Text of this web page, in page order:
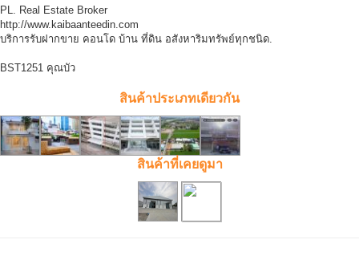
PL. Real Estate Broker
http://www.kaibaanteedin.com
บริการรับฝากขาย คอนโด บ้าน ที่ดิน อสังหาริมทรัพย์ทุกชนิด.
BST1251 คุณบัว
สินค้าประเภทเดียวกัน
สินค้าที่เคยดูมา